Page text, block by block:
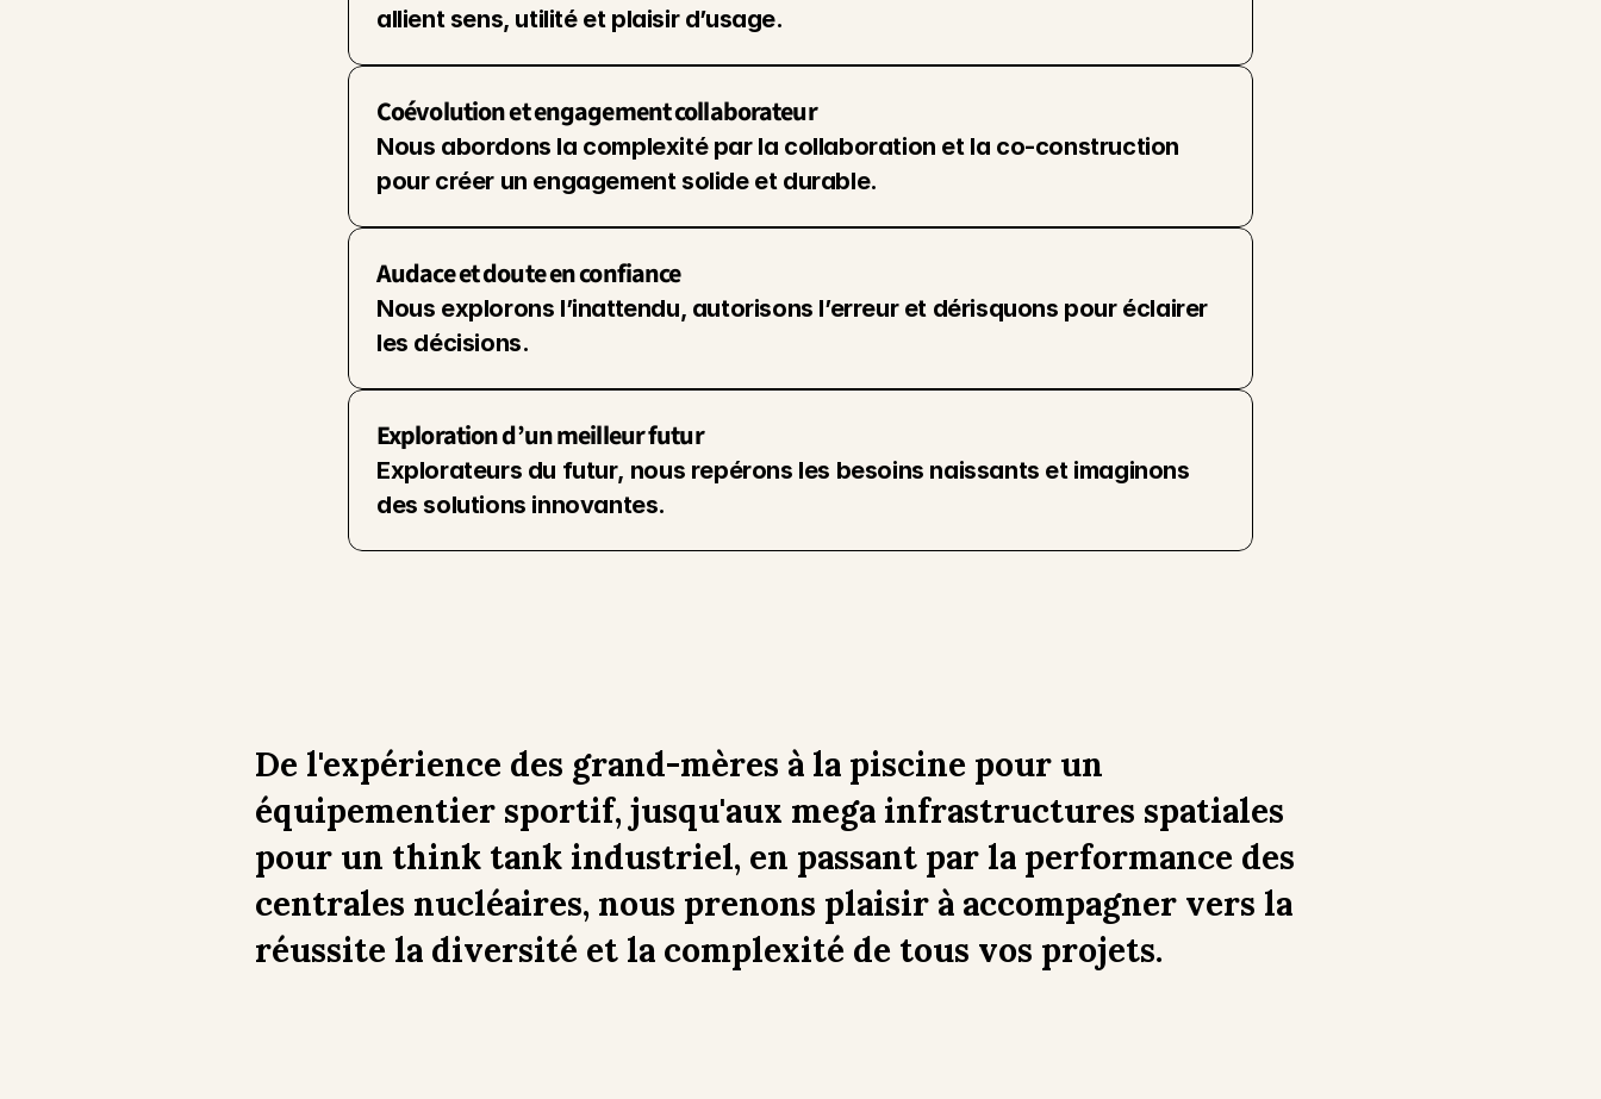
allient sens, utilité et plaisir d’usage.
Coévolution et engagement collaborateur
Nous abordons la complexité par la collaboration et la co-construction
pour créer un engagement solide et durable.
Audace et doute en confiance
Nous explorons l’inattendu, autorisons l’erreur et dérisquons pour éclairer
les décisions.
Exploration d’un meilleur futur
Explorateurs du futur, nous repérons les besoins naissants et imaginons
des solutions innovantes.
De l'expérience des grand-mères à la piscine pour un
équipementier sportif, jusqu'aux mega infrastructures spatiales
pour un think tank industriel, en passant par la performance des
centrales nucléaires, nous prenons plaisir à accompagner vers la
réussite la diversité et la complexité de tous vos projets.